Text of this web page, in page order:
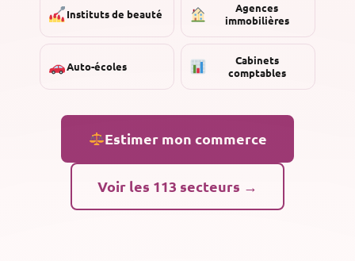
Instituts de beauté
Agences
immobilières
Auto-écoles
Cabinets
comptables
Estimer mon commerce
Voir les 113 secteurs →